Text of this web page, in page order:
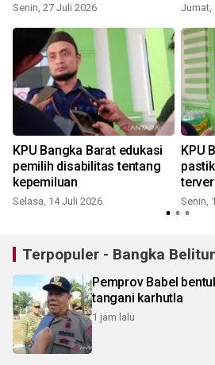
Senin, 27 Juli 2026 Jumat,
KPU Bangka Barat edukasi
pemilih disabilitas tentang
kepemiluan
Selasa, 14 Juli 2026
KPU
Senin,
Terpopuler - Bangka
Pemprov Babel
tangani karhutla
1 jam lalu